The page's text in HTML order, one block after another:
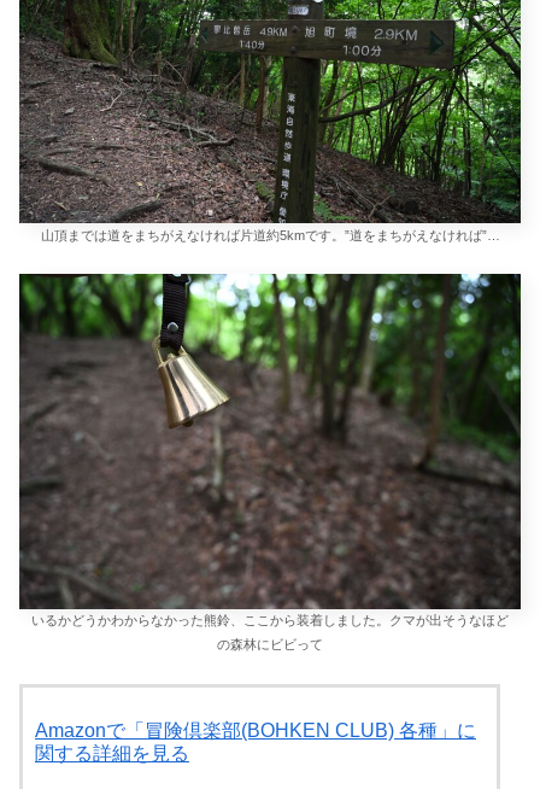
山頂までは道をまちがえなければ片道約5kmです。”道をまちがえなければ”…
いるかどうかわからなかった熊鈴、ここから装着しました。クマが出そうなほど
の森林にビビって
Amazonで「冒険倶楽部(BOHKEN CLUB) 各種」に
関する詳細を見る